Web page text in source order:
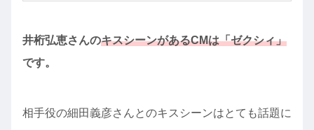
井桁弘恵さんのキスシーンがあるCMは「ゼクシィ」
です。
相手役の細田義彦さんとのキスシーンはとても話題に